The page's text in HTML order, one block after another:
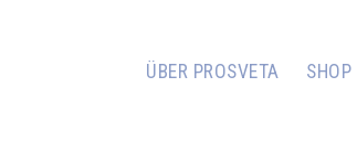
ÜBER PROSVETA SHOP